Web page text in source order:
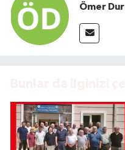
Ömer Dur